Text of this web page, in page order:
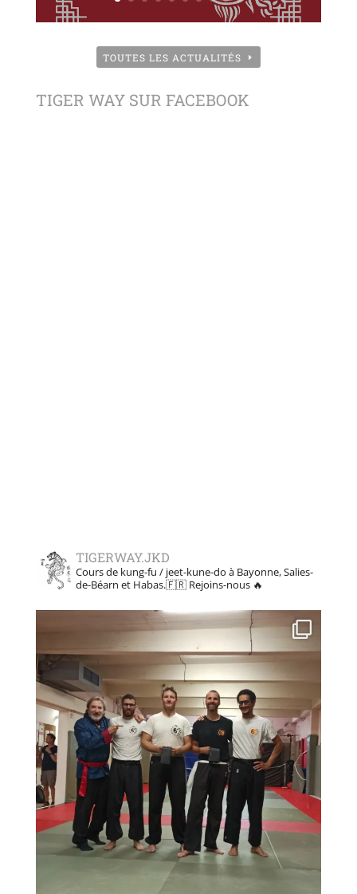
TOUTES LES ACTUALITÉS
TIGER WAY SUR FACEBOOK
TIGERWAY.JKD
Cours de kung-fu / jeet-kune-do à Bayonne, Salies-
de-Béarn et Habas.🇫🇷 Rejoins-nous 🔥